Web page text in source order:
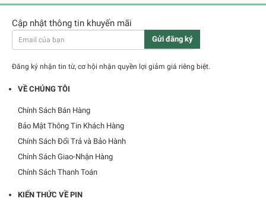
Cập nhật thông tin khuyến mãi
Gửi đăng ký
Đăng ký nhận tin từ, cơ hội nhận quyền lợi giảm giá riêng biệt.
VỀ CHÚNG TÔI
Chính Sách Bán Hàng
Bảo Mật Thông Tin Khách Hàng
Chính Sách Đổi Trả và Bảo Hành
Chính Sách Giao-Nhận Hàng
Chính Sách Thanh Toán
KIẾN THỨC VỀ PIN